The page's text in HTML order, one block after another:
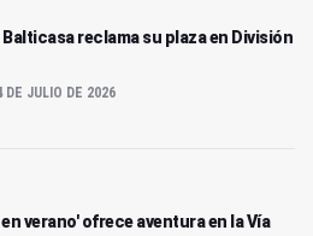
Balticasa reclama su plaza en División
DE JULIO DE 2026
verano' ofrece aventura en la Vía